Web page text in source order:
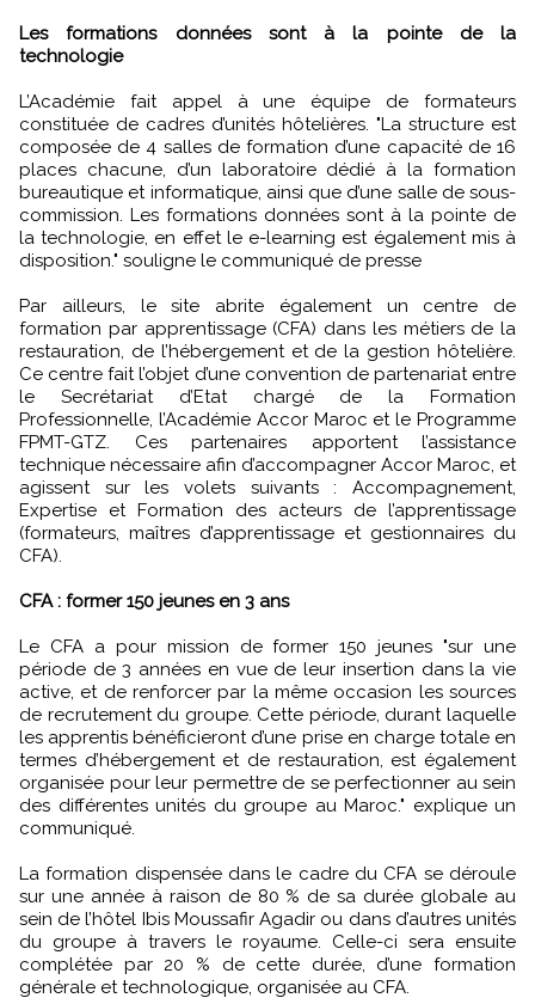
Les formations données sont à la pointe de la
technologie
L’Académie fait appel à une équipe de formateurs
constituée de cadres d’unités hôtelières. "La structure est
composée de 4 salles de formation d’une capacité de 16
places chacune, d’un laboratoire dédié à la formation
bureautique et informatique, ainsi que d’une salle de sous-
commission. Les formations données sont à la pointe de
la technologie, en effet le e-learning est également mis à
disposition." souligne le communiqué de presse
Par ailleurs, le site abrite également un centre de
formation par apprentissage (CFA) dans les métiers de la
restauration, de l’hébergement et de la gestion hôtelière.
Ce centre fait l’objet d’une convention de partenariat entre
le Secrétariat d’Etat chargé de la Formation
Professionnelle, l’Académie Accor Maroc et le Programme
FPMT-GTZ. Ces partenaires apportent l’assistance
technique nécessaire afin d’accompagner Accor Maroc, et
agissent sur les volets suivants : Accompagnement,
Expertise et Formation des acteurs de l’apprentissage
(formateurs, maîtres d’apprentissage et gestionnaires du
CFA).
CFA : former 150 jeunes en 3 ans
Le CFA a pour mission de former 150 jeunes "sur une
période de 3 années en vue de leur insertion dans la vie
active, et de renforcer par la même occasion les sources
de recrutement du groupe. Cette période, durant laquelle
les apprentis bénéficieront d’une prise en charge totale en
termes d’hébergement et de restauration, est également
organisée pour leur permettre de se perfectionner au sein
des différentes unités du groupe au Maroc." explique un
communiqué.
La formation dispensée dans le cadre du CFA se déroule
sur une année à raison de 80 % de sa durée globale au
sein de l’hôtel Ibis Moussafir Agadir ou dans d’autres unités
du groupe à travers le royaume. Celle-ci sera ensuite
complétée par 20 % de cette durée, d’une formation
générale et technologique, organisée au CFA.